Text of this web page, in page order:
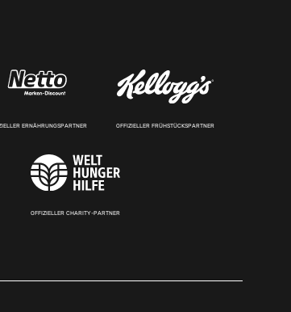
ERNÄHRUNGSPARTNER OFFIZIELLER FRÜHSTÜCKSPARTNER
OFFIZIELLER CHARITY-PARTNER